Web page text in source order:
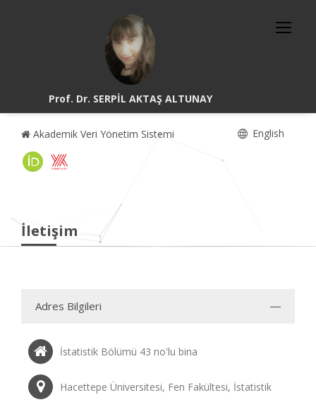
Prof. Dr. SERPİL AKTAŞ ALTUNAY
Akademik Veri Yönetim Sistemi English
İletişim
Adres Bilgileri
İstatistik Bölümü 43 no'lu bina
Hacettepe Üniversitesi, Fen Fakültesi, İstatistik